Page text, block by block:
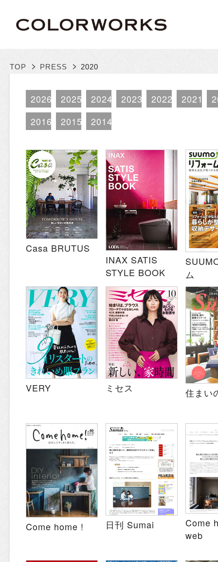
TOP > PRESS > 2020
2026 2025 2024 2023 2022 2021
2016
2015 2014
Casa BRUTUS
INAX SATIS
STYLE BOOK
ム
VERY ミセス 住まい
Come home ! 日刊 Sumai
Come
web